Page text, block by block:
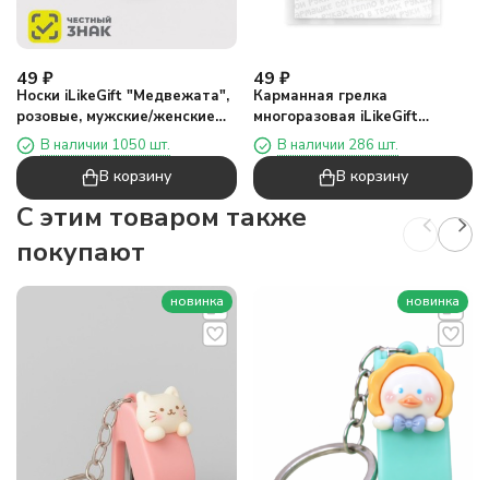
49 ₽
Носки iLikeGift "Медвежата",
розовые, мужские/женские
евро размер 35-41
В наличии 1050 шт.
В корзину
49 ₽
Карманная грелка
многоразовая iLikeGift
"Костюм слона"
В наличии 286 шт.
В корзину
C этим товаром также
покупают
новинка новинка